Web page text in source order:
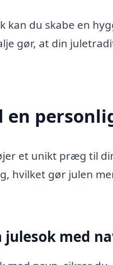
kan du skabe en
gør, at din
en
et unikt præg til
hvilket gør julen
med